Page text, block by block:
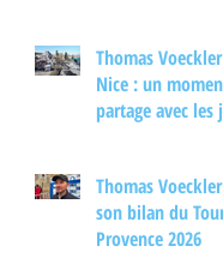
Thomas
Nice : un
partage avec les
Thomas
son bilan du
Provence 2026